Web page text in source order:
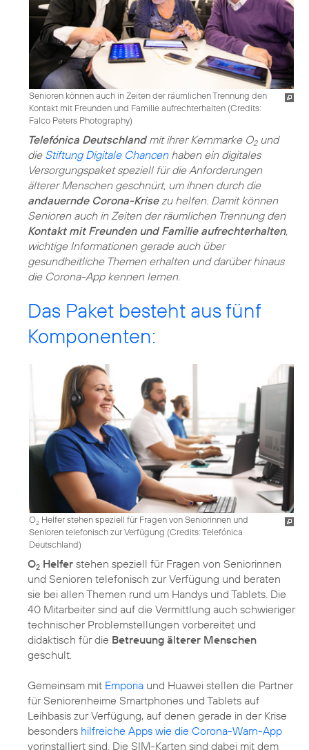
Senioren können auch in Zeiten der räumlichen Trennung den
Kontakt mit Freunden und Familie aufrechterhalten (Credits:
Falco Peters Photography)
Telefónica Deutschlandmit ihrer Kernmarke O2und
die Stiftung Digitale Chancenhaben ein digitales
Versorgungspaketspeziell für die Anforderungen
älterer Menschen geschnürt, um ihnen durch die
andauernde Corona-Krisezu helfen. Damit können
Senioren auch in Zeiten der räumlichen Trennung den
Kontakt mit Freunden und Familie aufrechterhalten,
wichtige Informationen gerade auch über
gesundheitliche Themen erhalten und darüber hinaus
die Corona-App kennen lernen.
Das Paket besteht aus fünf
Komponenten:
O2 Helfer stehen speziell für Fragen von Seniorinnen und
Senioren telefonisch zur Verfügung (Credits: Telefónica
Deutschland)
O2 Helfer stehen speziell für Fragen von Seniorinnen
und Senioren telefonisch zur Verfügung und beraten
sie bei allen Themen rund um Handys und Tablets. Die
40 Mitarbeiter sind auf die Vermittlung auch schwieriger
technischer Problemstellungen vorbereitet und
didaktisch für die Betreuung älterer Menschen
geschult.
Gemeinsam mit Emporia und Huawei stellen die Partner
für Seniorenheime Smartphones und Tablets auf
Leihbasis zur Verfügung, auf denen gerade in der Krise
besonders hilfreiche Apps wie die Corona-Warn-App
vorinstalliert sind. Die SIM-Karten sind dabei mit dem